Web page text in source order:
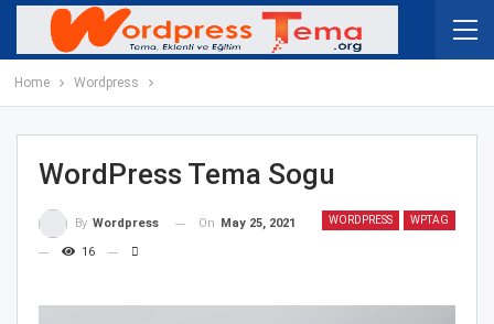
Home Wordpress
WordPress Tema Sogu
WORDPRESS WPTAG
By Wordpress On May 25, 2021
16